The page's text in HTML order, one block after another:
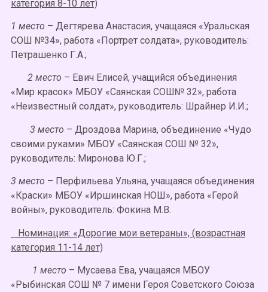
категория 8-10 лет)
1 место – Дегтярева Анастасия, учащаяся «Уральская
СОШ №34», работа «Портрет солдата», руководитель:
Петрашенко Г.А.;
2 место – Евич Елисей, учащийся объединения
«Мир красок» МБОУ «Саянская СОШ№ 32», работа
«Неизвестный солдат», руководитель: Шрайнер И.И.;
3 место – Дроздова Марина, объединение «Чудо
своими руками» МБОУ «Саянская СОШ № 32»,
руководитель: Миронова Ю.Г.;
3 место – Перфильева Ульяна, учащаяся объединения
«Краски» МБОУ «Иршинская НОШ», работа «Герой
войны», руководитель: Фокина М.В.
Номинация: «Дорогие мои ветераны», (возрастная
категория 11-14 лет)
1 место – Мусаева Ева, учащаяся МБОУ
«Рыбинская СОШ № 7 имени Героя Советского Союза